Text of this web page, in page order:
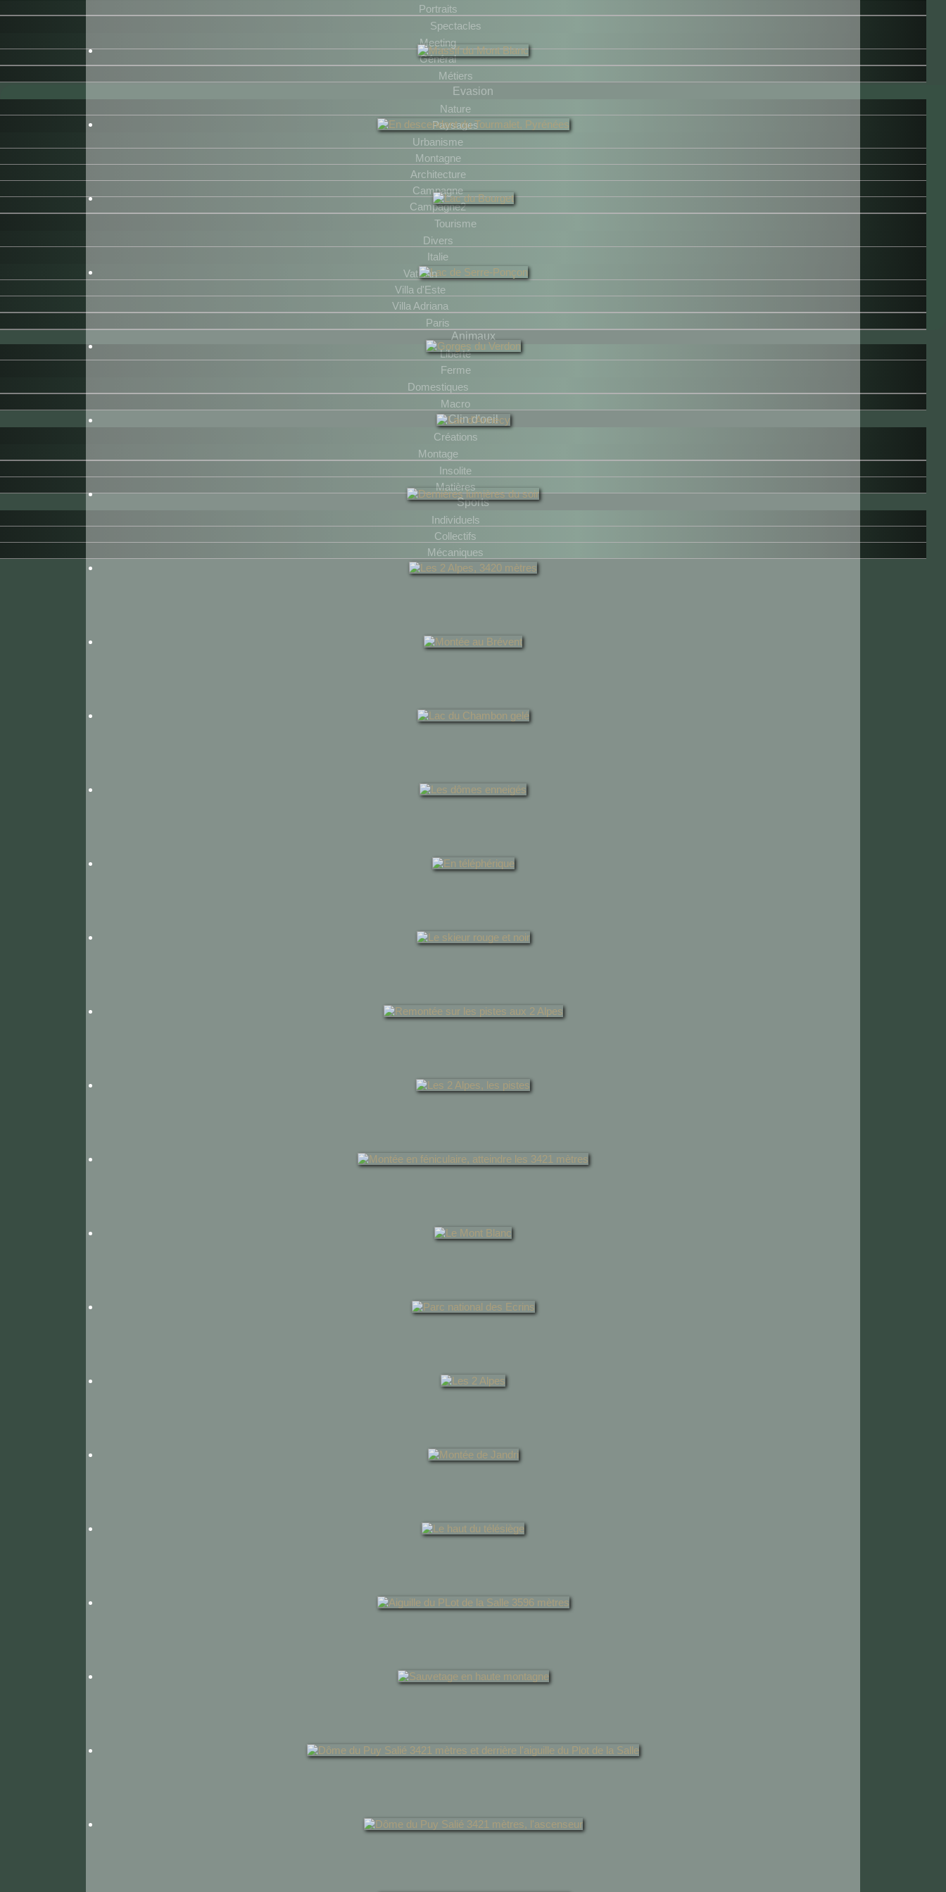
Portraits
Spectacles
Meeting
Général
Métiers
Evasion
Nature
Paysages
Urbanisme
Montagne
Architecture
Campagne
Campagne2
Tourisme
Divers
Italie
Vatican
Villa d'Este
Villa Adriana
Paris
Animaux
Liberté
Ferme
Domestiques
Macro
Clin d'oeil
Créations
Montage
Insolite
Matières
Sports
Individuels
Collectifs
Mécaniques